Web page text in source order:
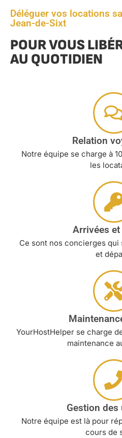
Déléguer vos locations
Jean-de-Sixt
POUR VOUS
AU QUOTIDIEN
Relation
Notre équipe se charge à
les
Arrivées
Ce sont nos concierges
et
YourHostHelper se charge
maintenance
Gestion des
Notre équipe est là pour
cours de